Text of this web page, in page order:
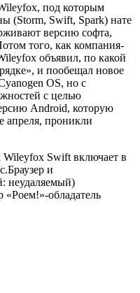
под которым
(Storm, Swift, Spark) нате
версию софта,
того, как компания-
объявил, по какой
и пообещал новое
OS, но с
с целью
Android, которую
апреля, проникли
Swift включает в
и
неудаляемый)
«Роем!»-обладатель